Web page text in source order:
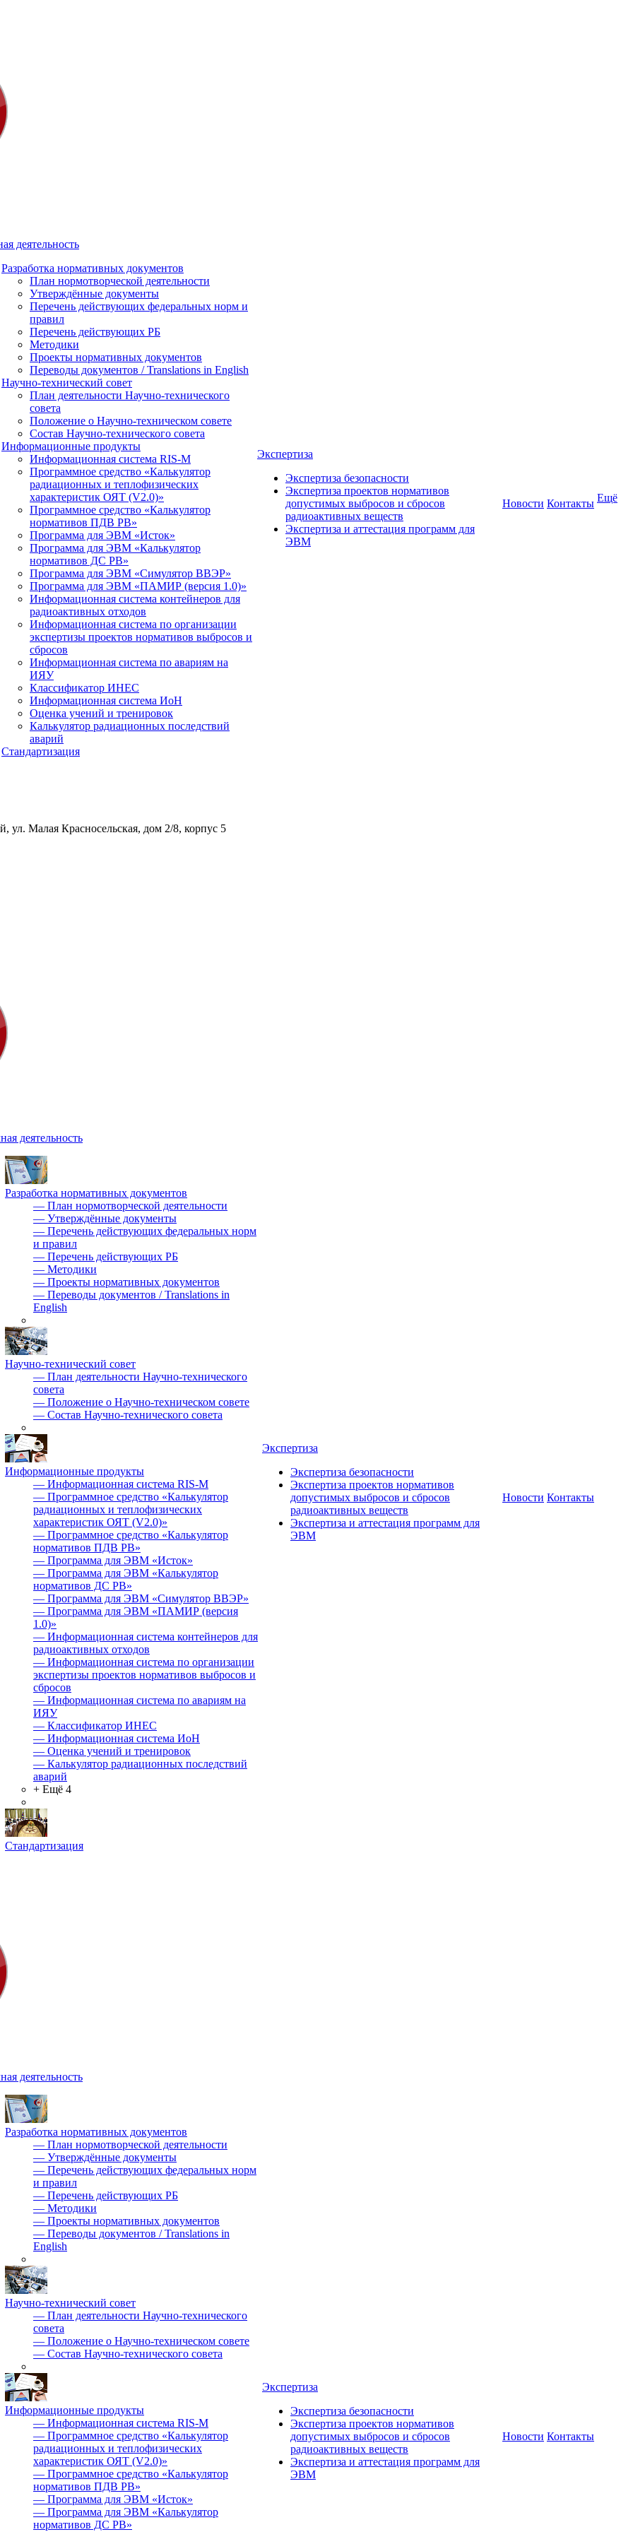
деятельность
Разработка нормативных документов
План нормотворческой деятельности
Утверждённые документы
Перечень действующих федеральных норм и
правил
Перечень действующих РБ
Методики
Проекты нормативных документов
Переводы документов / Translations in English
Научно-технический совет
План деятельности Научно-технического
совета
Положение о Научно-техническом совете
Состав Научно-технического совета
Информационные продукты
Информационная система RIS-M
Программное средство «Калькулятор
радиационных и теплофизических
характеристик ОЯТ (V2.0)»
Программное средство «Калькулятор
нормативов ПДВ РВ»
Программа для ЭВМ «Исток»
Программа для ЭВМ «Калькулятор
нормативов ДС РВ»
Программа для ЭВМ «Симулятор ВВЭР»
Программа для ЭВМ «ПАМИР (версия 1.0)»
Информационная система контейнеров для
радиоактивных отходов
Информационная система по организации
экспертизы проектов нормативов выбросов и
сбросов
Информационная система по авариям на
ИЯУ
Классификатор ИНЕС
Информационная система ИоН
Оценка учений и тренировок
Калькулятор радиационных последствий
аварий
Стандартизация
Экспертиза
Экспертиза безопасности
Экспертиза проектов нормативов
допустимых выбросов и сбросов
радиоактивных веществ
Экспертиза и аттестация программ для
ЭВМ
Новости Контакты Ещё
ул. Малая Красносельская, дом 2/8, корпус 5
деятельность
Разработка нормативных документов
— План нормотворческой деятельности
— Утверждённые документы
— Перечень действующих федеральных норм
и правил
— Перечень действующих РБ
— Методики
— Проекты нормативных документов
— Переводы документов / Translations in
English
Научно-технический совет
— План деятельности Научно-технического
совета
— Положение о Научно-техническом совете
— Состав Научно-технического совета
Информационные продукты
— Информационная система RIS-M
— Программное средство «Калькулятор
радиационных и теплофизических
характеристик ОЯТ (V2.0)»
— Программное средство «Калькулятор
нормативов ПДВ РВ»
— Программа для ЭВМ «Исток»
— Программа для ЭВМ «Калькулятор
нормативов ДС РВ»
— Программа для ЭВМ «Симулятор ВВЭР»
— Программа для ЭВМ «ПАМИР (версия
1.0)»
— Информационная система контейнеров для
радиоактивных отходов
— Информационная система по организации
экспертизы проектов нормативов выбросов и
сбросов
— Информационная система по авариям на
ИЯУ
— Классификатор ИНЕС
— Информационная система ИоН
— Оценка учений и тренировок
— Калькулятор радиационных последствий
аварий
+ Ещё 4
Стандартизация
Экспертиза
Экспертиза безопасности
Экспертиза проектов нормативов
допустимых выбросов и сбросов
радиоактивных веществ
Экспертиза и аттестация программ для
ЭВМ
Новости Контакты
деятельность
Разработка нормативных документов
— План нормотворческой деятельности
— Утверждённые документы
— Перечень действующих федеральных норм
и правил
— Перечень действующих РБ
— Методики
— Проекты нормативных документов
— Переводы документов / Translations in
English
Научно-технический совет
— План деятельности Научно-технического
совета
— Положение о Научно-техническом совете
— Состав Научно-технического совета
Информационные продукты
— Информационная система RIS-M
— Программное средство «Калькулятор
радиационных и теплофизических
характеристик ОЯТ (V2.0)»
— Программное средство «Калькулятор
нормативов ПДВ РВ»
— Программа для ЭВМ «Исток»
— Программа для ЭВМ «Калькулятор
нормативов ДС РВ»
Экспертиза
Экспертиза безопасности
Экспертиза проектов нормативов
допустимых выбросов и сбросов
радиоактивных веществ
Экспертиза и аттестация программ для
ЭВМ
Новости Контакты